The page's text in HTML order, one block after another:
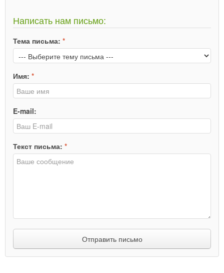
Написать нам письмо:
Тема письма: *
Имя: *
E-mail:
Текст письма: *